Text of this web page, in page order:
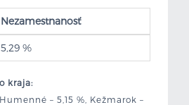
Nezamestnanosť
5,29 %
kraja:
– 5,15 %, Kežmarok –